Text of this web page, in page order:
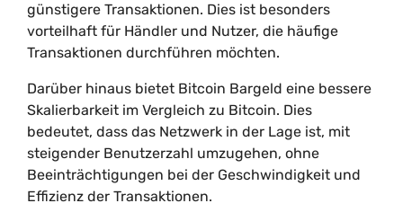
günstigere Transaktionen. Dies ist besonders
vorteilhaft für Händler und Nutzer, die häufige
Transaktionen durchführen möchten.
Darüber hinaus bietet Bitcoin Bargeld eine bessere
Skalierbarkeit im Vergleich zu Bitcoin. Dies
bedeutet, dass das Netzwerk in der Lage ist, mit
steigender Benutzerzahl umzugehen, ohne
Beeinträchtigungen bei der Geschwindigkeit und
Effizienz der Transaktionen.